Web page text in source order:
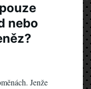
nebo
Jenže